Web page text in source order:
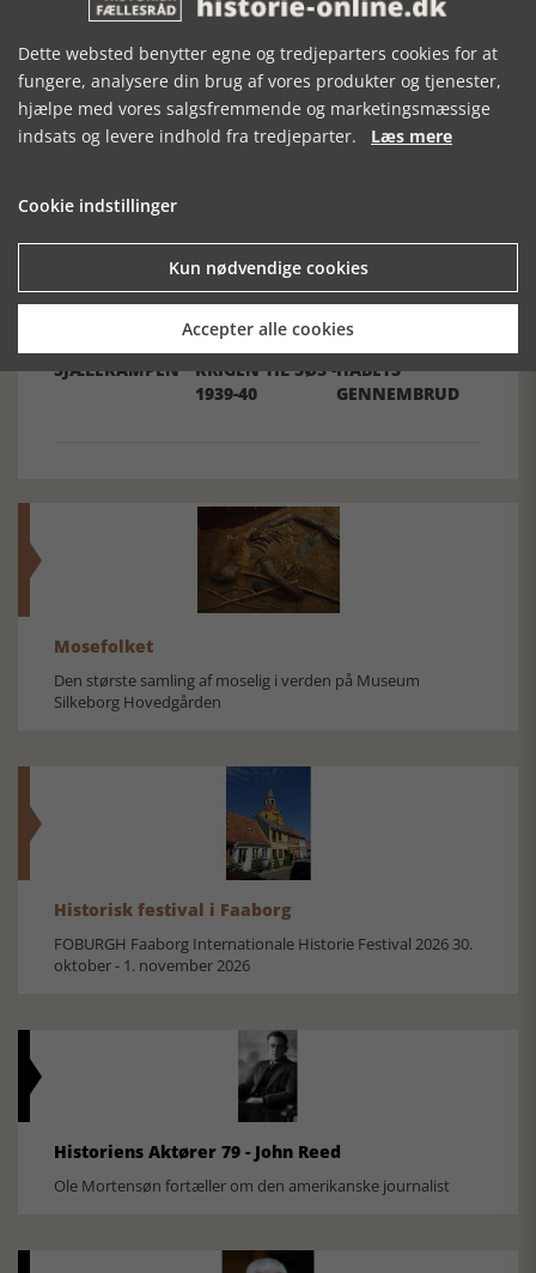
Forrige artikel
SE RELATEREDE ARTIKLER
SJÆLEKAMPEN
KRIGEN TIL SØS -
1939-40
HÅBETS
GENNEMBRUD
Mosefolket
Den største samling af moselig i verden på Museum
Silkeborg Hovedgården
Historisk festival i Faaborg
FOBURGH Faaborg Internationale Historie Festival 2026 30.
oktober - 1. november 2026
Historiens Aktører 79 - John Reed
Ole Mortensøn fortæller om den amerikanske journalist
Dette websted benytter egne og tredjeparters cookies for at
fungere, analysere din brug af vores produkter og tjenester,
hjælpe med vores salgsfremmende og marketingsmæssige
indsats og levere indhold fra tredjeparter. Læs mere
Cookie indstillinger
Kun nødvendige cookies
Accepter alle cookies